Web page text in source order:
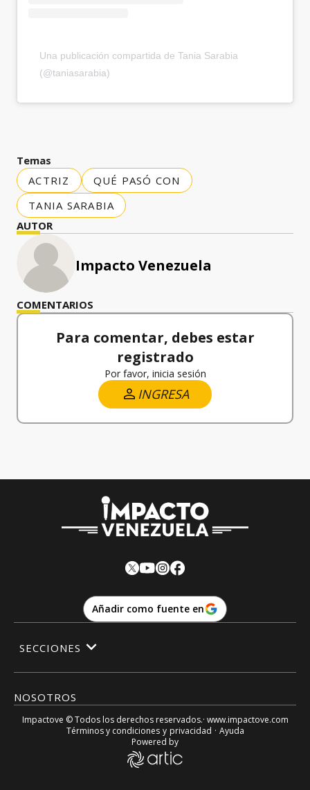
Una publicación compartida de Tania Sarabia
(@taniasarabia)
Temas
ACTRIZ
QUÉ PASÓ CON
TANIA SARABIA
AUTOR
Impacto Venezuela
COMENTARIOS
Para comentar, debes estar
registrado
Por favor, inicia sesión
INGRESA
Añadir como fuente en
NOSOTROS
SECCIONES
Impactove © Todos los derechos reservados.· www.impactove.com
Términos y condiciones y privacidad · Ayuda
Powered by